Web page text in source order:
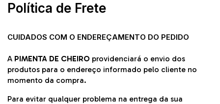
Política de Frete
CUIDADOS COM O ENDEREÇAMENTO DO PEDIDO
A PIMENTA DE CHEIRO providenciará o envio dos
produtos para o endereço informado pelo cliente no
momento da compra.
Para evitar qualquer problema na entrega da sua